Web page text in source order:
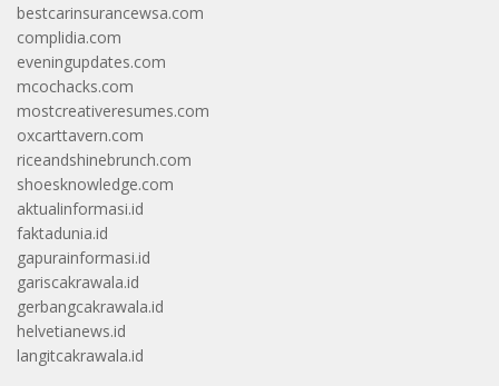
bestcarinsurancewsa.com
complidia.com
eveningupdates.com
mcochacks.com
mostcreativeresumes.com
oxcarttavern.com
riceandshinebrunch.com
shoesknowledge.com
aktualinformasi.id
faktadunia.id
gapurainformasi.id
gariscakrawala.id
gerbangcakrawala.id
helvetianews.id
langitcakrawala.id